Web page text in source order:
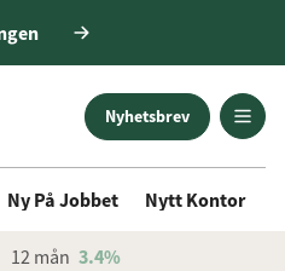
Nyhetsbrev
Ny På Jobbet Nytt Kontor
12 mån 3.4%